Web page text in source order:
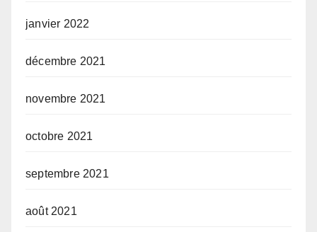
janvier 2022
décembre 2021
novembre 2021
octobre 2021
septembre 2021
août 2021